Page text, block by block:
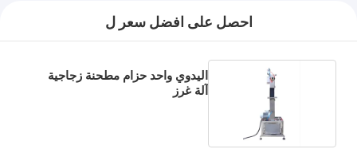
احصل على افضل سعر ل
اليدوي واحد حزام مطحنة زجاجية
آلة غرز